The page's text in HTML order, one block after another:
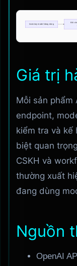
Giá trị
Mỗi sản phẩm
endpoint,
kiểm tra và kế
biệt quan
CSKH và
thường xuất
đang dùng
Nguồn
OpenAI